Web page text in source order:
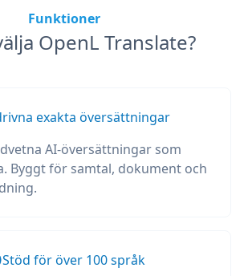
Funktioner
OpenL Translate?
exakta översättningar
AI-översättningar som
Byggt för samtal, dokument och
Stöd för över 100 språk